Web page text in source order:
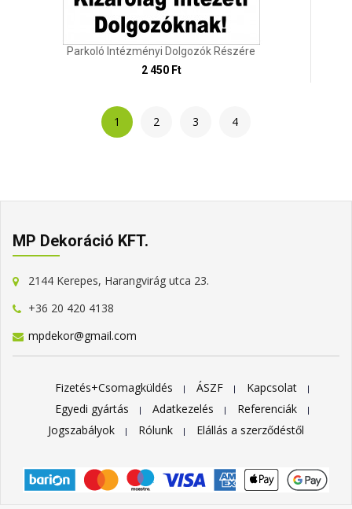
Parkoló Intézményi Dolgozók Részére
2 450 Ft
1 2 3 4
MP Dekoráció KFT.
2144 Kerepes, Harangvirág utca 23.
+36 20 420 4138
mpdekor@gmail.com
Fizetés+Csomagküldés ÁSZF
Kapcsolat
Egyedi gyártás
Adatkezelés
Referenciák
Jogszabályok
Rólunk Elállás a szerződéstől